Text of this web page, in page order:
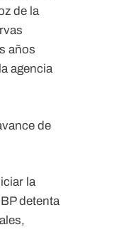
de la
años
agencia
de
la
detenta